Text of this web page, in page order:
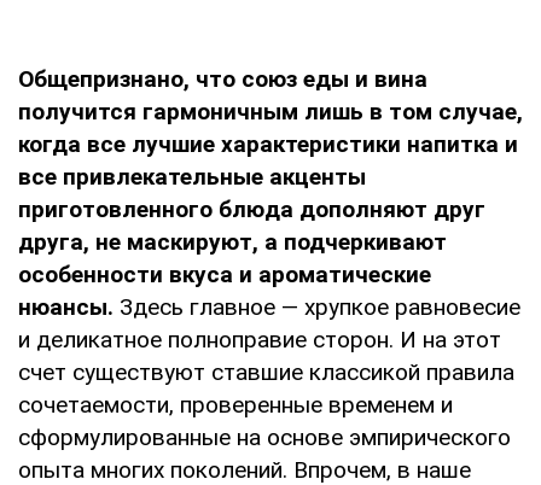
Общепризнано, что союз еды и вина
получится гармоничным лишь в том случае,
когда все лучшие характеристики напитка и
все привлекательные акценты
приготовленного блюда дополняют друг
друга, не маскируют, а подчеркивают
особенности вкуса и ароматические
нюансы. Здесь главное — хрупкое равновесие
и деликатное полноправие сторон. И на этот
счет существуют ставшие классикой правила
сочетаемости, проверенные временем и
сформулированные на основе эмпирического
опыта многих поколений. Впрочем, в наше